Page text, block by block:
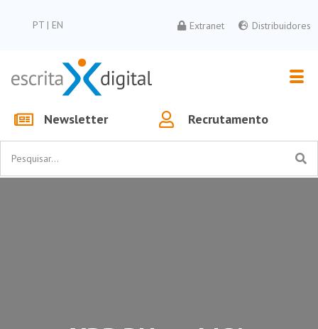
PT | EN Extranet Distribuidores
Newsletter Recrutamento